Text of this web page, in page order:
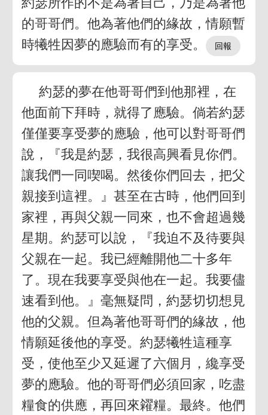
的哥哥們。他為著他們的緣故，情願暫
時犧牲因夢的應驗而有的享受。
約瑟的夢在他哥哥們到他那裡，在
他面前下拜時，就得了應驗。倘若約瑟
僅僅要享受夢的應驗，他可以對哥哥們
說，『我是約瑟，我很高興看見你們。
讓我們一同喫喝。然後你們回去，把父
親接到這裡。』甚至在古時，他們回到
家裡，再與父親一同來，也不會超過幾
星期。約瑟可以說，『我迫不及待要與
父親在一起。我已經離開他二十多年
了。現在我要享受與他在一起。我要儘
速看到他。』毫無疑問，約瑟切切想見
他的父親。但為著他哥哥們的緣故，他
情願延後他的享受。約瑟犧牲這種享
受，使他至少又延遲了六個月，纔享受
夢的應驗。他的哥哥們必須回家，吃盡
糧食的供應，再回來糴糧。最終。他們